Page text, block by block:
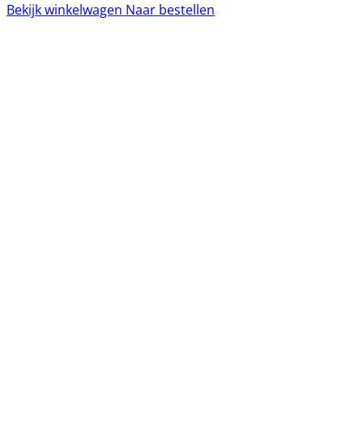
Bekijk winkelwagen Naar bestellen